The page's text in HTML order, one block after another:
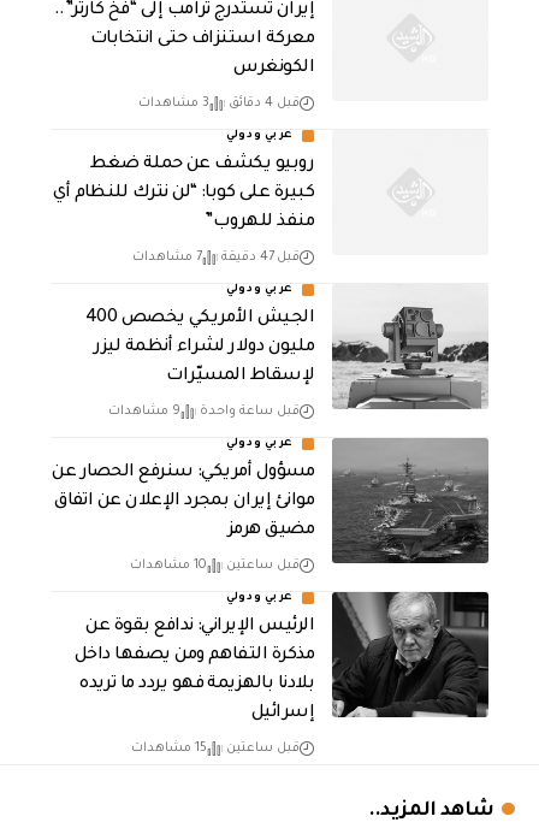
إيران تستدرج ترامب إلى “فخ كارتر”..
معركة استنزاف حتى انتخابات
الكونغرس
قبل 4 دقائق 3 مشاهدات
عربي ودولي
روبيو يكشف عن حملة ضغط
كبيرة على كوبا: “لن نترك للنظام أي
منفذ للهروب”
قبل 47 دقيقة 7 مشاهدات
عربي ودولي
الجيش الأمريكي يخصص 400
مليون دولار لشراء أنظمة ليزر
لإسقاط المسيّرات
قبل ساعة واحدة 9 مشاهدات
عربي ودولي
مسؤول أمريكي: سنرفع الحصار عن
موانئ إيران بمجرد الإعلان عن اتفاق
مضيق هرمز
قبل ساعتين 10 مشاهدات
عربي ودولي
الرئيس الإيراني: ندافع بقوة عن
مذكرة التفاهم ومن يصفها داخل
بلادنا بالهزيمة فهو يردد ما تريده
إسرائيل
قبل ساعتين 15 مشاهدات
شاهد المزيد..